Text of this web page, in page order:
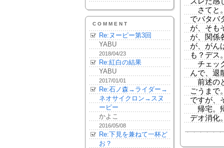
COMMENT
Re:ヌーピー第3回
YABU
2018/04/23
Re:紅白の結果
YABU
2017/01/01
Re:石ノ森→ライダー→
ネオサイクロン→スヌ
ーピー
かよこ
2016/05/08
Re:下見を兼ねて一杯ど
お？
さてと
でバタバ
が、そも
が、関係
が、がん
も？デス
チェッ
んで、退
前述の
ごうまで
ですが、
帰宅。
デオ消化